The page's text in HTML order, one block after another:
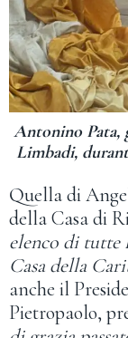
Antonino Pata,
Limbadi,
Quella di
della Casa di
elenco di tutte
Casa della
anche il
Pietropaolo,